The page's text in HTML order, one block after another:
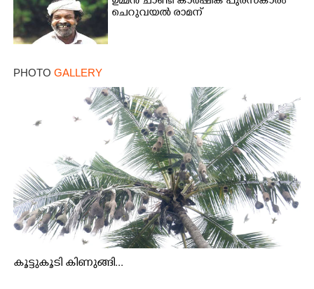
ചെറുവയൽ രാമന്
PHOTO GALLERY
കൂട്ടുകൂടി കിണുങ്ങി...